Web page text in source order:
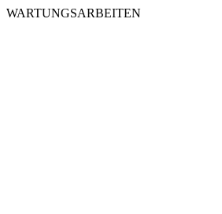
WARTUNGSARBEITEN